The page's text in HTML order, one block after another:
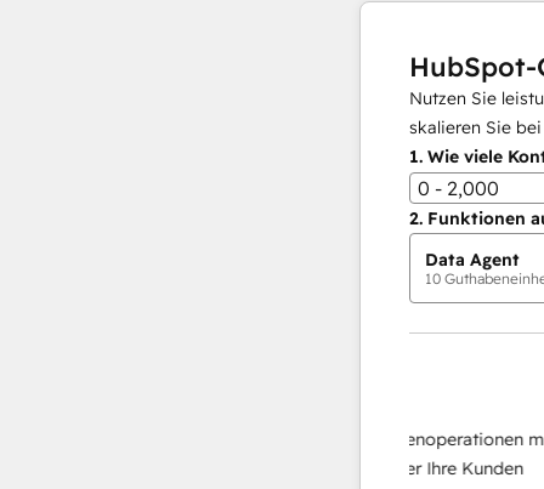
HubSpot-
Nutzen Sie
skalieren Sie
1. Wie viele
0 - 2,000
2. Funktionen
Data Agent
10
Skalieren Sie Ihrer Datenoperationen mit
KI-gestützten Agent, der Ihre Kunden